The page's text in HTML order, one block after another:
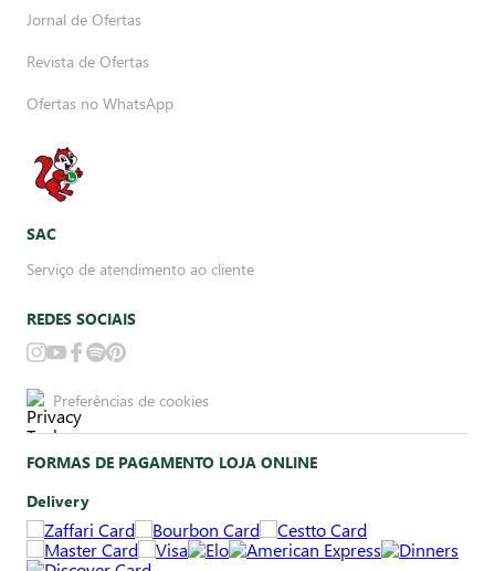
Jornal de Ofertas
Revista de Ofertas
Ofertas no WhatsApp
SAC
Serviço de atendimento ao cliente
REDES SOCIAIS
Preferências de cookies
FORMAS DE PAGAMENTO LOJA ONLINE
Delivery